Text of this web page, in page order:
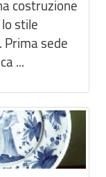
costruzione
stile
sede
...